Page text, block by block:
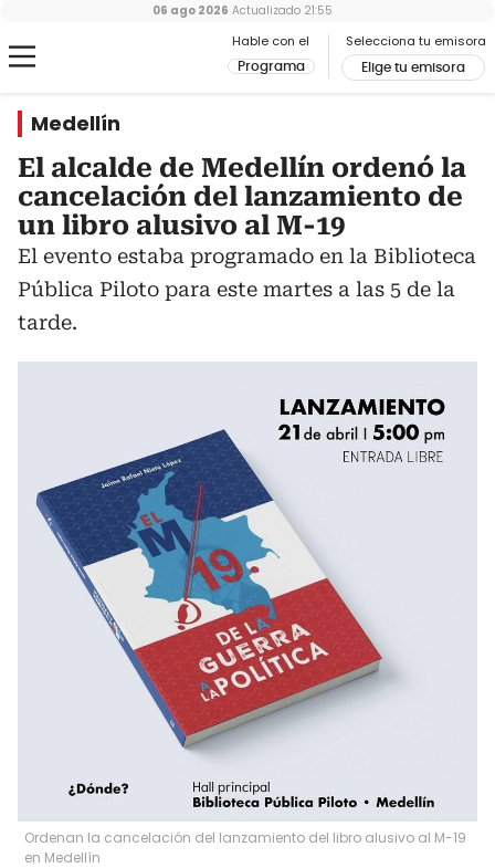
Hable con el
Programa
Selecciona tu emisora
Elige tu emisora
06 ago 2026 Actualizado 21:55
Medellín
El alcalde de Medellín ordenó la
cancelación del lanzamiento de
un libro alusivo al M-19
El evento estaba programado en la Biblioteca
Pública Piloto para este martes a las 5 de la
tarde.
Ordenan la cancelación del lanzamiento del libro alusivo al M-19
en Medellín